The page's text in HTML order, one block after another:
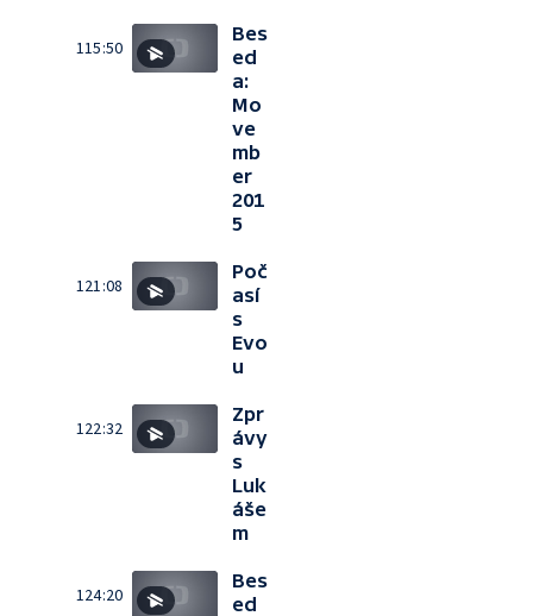
115:50
Bes
ed
a:
Mo
ve
mb
er
201
5
121:08
Poč
así
s
Evo
u
122:32
Zpr
ávy
s
Luk
áše
m
124:20
Bes
ed